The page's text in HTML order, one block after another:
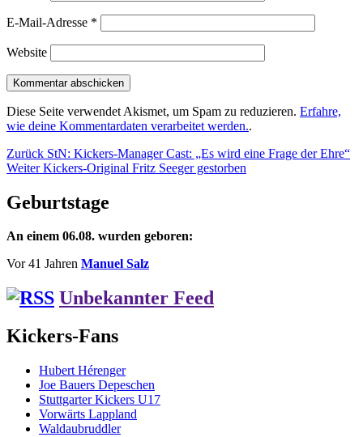
E-Mail-Adresse *
Website
Diese Seite verwendet Akismet, um Spam zu reduzieren. Erfahre,
wie deine Kommentardaten verarbeitet werden..
Beitragsnavigation
Zurück Vorheriger
Beitrag:
StN: Kickers-Manager Cast: „Es wird eine Frage der Ehre“
Weiter Nächster
Kickers-Original Fritz Seeger gestorben
Geburtstage
An einem 06.08. wurden geboren:
Vor 41 Jahren Manuel Salz
Unbekannter Feed
Kickers-Fans
Hubert Hérenger
Joe Bauers Depeschen
Stuttgarter Kickers U17
Vorwärts Lappland
Waldaubruddler